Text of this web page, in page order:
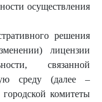
осуществления
решения
лицензии
связанной
среду (далее –
комитеты